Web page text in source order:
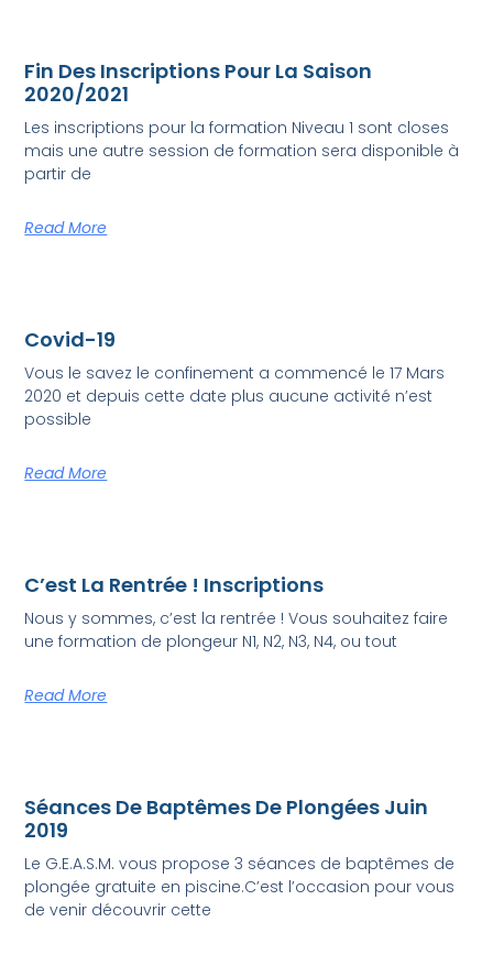
Fin Des Inscriptions Pour La Saison
2020/2021
Les inscriptions pour la formation Niveau 1 sont closes
mais une autre session de formation sera disponible à
partir de
Read More
Covid-19
Vous le savez le confinement a commencé le 17 Mars
2020 et depuis cette date plus aucune activité n’est
possible
Read More
C’est La Rentrée ! Inscriptions
Nous y sommes, c’est la rentrée ! Vous souhaitez faire
une formation de plongeur N1, N2, N3, N4, ou tout
Read More
Séances De Baptêmes De Plongées Juin
2019
Le G.E.A.S.M. vous propose 3 séances de baptêmes de
plongée gratuite en piscine.C’est l’occasion pour vous
de venir découvrir cette